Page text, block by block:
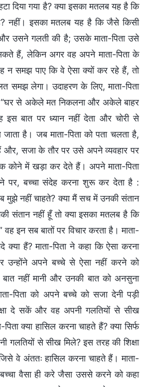
दिया गया है? क्या इसका मतलब यह है कि
नहीं। इसका मतलब यह है कि जैसे किसी
उसने गलती की है; उसके माता-पिता उसे
हैं, लेकिन अगर वह अपने माता-पिता के
न समझ पाए कि वे ऐसा क्यों कर रहे हैं, तो
समझ लेगा। उदाहरण के लिए, माता-पिता
से अकेले मत निकलना और अकेले बाहर
इस बात पर ध्यान नहीं देता और चोरी से
है। जब माता-पिता को पता चलता है,
और, सजा के तौर पर उसे अपने व्यवहार पर
कोने में खड़ा कर देते हैं। अपने माता-पिता
पर, बच्चा संदेह करना शुरू कर देता है :
मुझे नहीं चाहते? क्या मैं सच में उनकी संतान
संतान नहीं हूँ तो क्या इसका मतलब है कि
वह इन सब बातों पर विचार करता है। माता-
क्या हैं? माता-पिता ने कहा कि ऐसा करना
उन्होंने अपने बच्चे से ऐसा नहीं करने को
नहीं मानी और उनकी बात को अनसुना
पिता को अपने बच्चे को सजा देनी पड़ी
दे सकें और वह अपनी गलतियों से सीख
क्या हासिल करना चाहते हैं? क्या सिर्फ
गलतियों से सीख मिले? इस तरह की शिक्षा
वे अंततः हासिल करना चाहते हैं। माता-
बच्चा वैसा ही करे जैसा उससे करने को कहा